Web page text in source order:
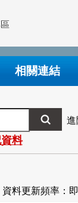
相關連結
進
料
資料更新頻率：